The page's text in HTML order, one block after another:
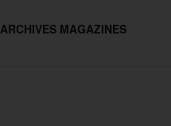
ARCHIVES MAGAZINES